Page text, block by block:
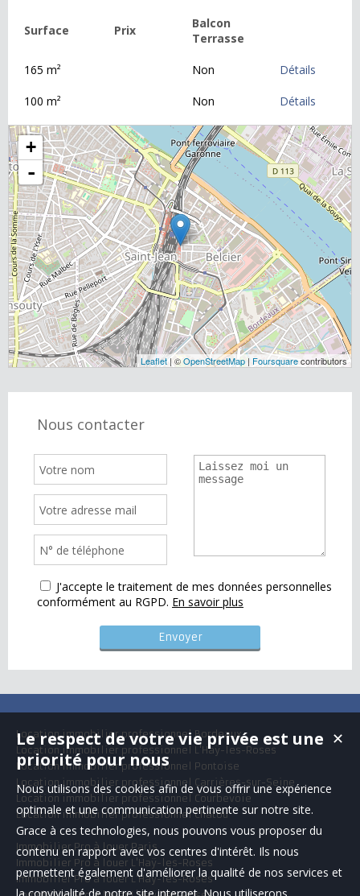
Surface Prix
Balcon
Terrasse
165 m² Non Détails
100 m² Non Détails
+
-
Leaflet| ©OpenStreetMap | Foursquarecontributors
Nous contacter
J'accepte le traitement de mes données personnelles
conformément au RGPD. En savoir plus
Location immobilier professionnel Bordeaux
Location immobilier professionnel L'Haÿ-les-Roses
Location immobilier professionnel Pontoise
Location immobilier professionnel Carrières-sur-Seine
Location immobilier professionnel Courbevoie
Location immobilier professionnel Chatou
Immobilier Pro à louer Paris
Immobilier Pro à louer L'Haÿ-les-Roses
Immobilier Pro à louer L'Haÿ-les-Roses
✕
Le respect de votre vie privée est une
priorité pour nous
Nous utilisons des cookies afin de vous offrir une expérience
optimale et une communication pertinente sur notre site.
Grace à ces technologies, nous pouvons vous proposer du
contenu en rapport avec vos centres d'intérêt. Ils nous
permettent également d'améliorer la qualité de nos services et